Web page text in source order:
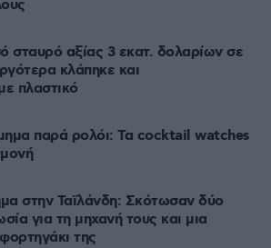
σταυρό αξίας 3 εκατ. δολαρίων σε
κλάπηκε και
πλαστικό
παρά ρολόι: Τα cocktail watches
στην Ταϊλάνδη: Σκότωσαν δύο
για τη μηχανή τους και μια
της